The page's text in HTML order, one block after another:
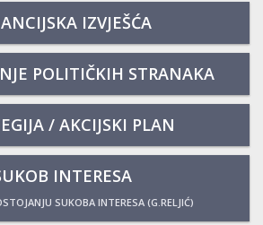
IZVJEŠĆA
POLITIČKIH STRANAKA
/ AKCIJSKI PLAN
INTERESA
SUKOBA INTERESA (G.RELJIĆ)